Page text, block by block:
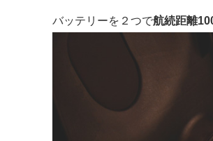
バッテリーを２つで航続距離